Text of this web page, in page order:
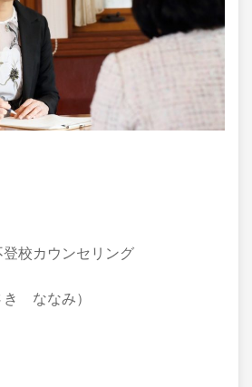
校カウンセリング
ななみ）